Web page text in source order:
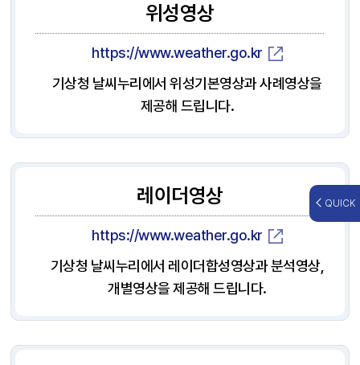
위성영상
https://www.weather.go.kr
기상청 날씨누리에서 위성기본영상과 사례영상을
제공해 드립니다.
레이더영상
https://www.weather.go.kr
기상청 날씨누리에서 레이더합성영상과 분석영상,
개별영상을 제공해 드립니다.
QUICK